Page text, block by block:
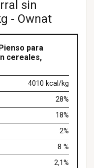
sin
- Ownat
para
cereales,
4010 kcal/kg
28%
18%
2%
8 %
2,1%